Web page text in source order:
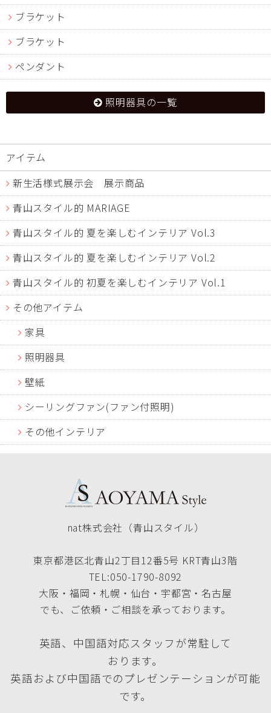
ブラケット
ブラケット
ペンダント
照明器具の一覧
アイテム
新生活様式展示会 展示商品
青山スタイル的 MARIAGE
青山スタイル的 夏を楽しむインテリア Vol.3
青山スタイル的 夏を楽しむインテリア Vol.2
青山スタイル的 初夏を楽しむインテリア Vol.1
その他アイテム
家具
照明器具
壁紙
シーリングファン(ファン付照明)
その他インテリア
nat株式会社（青山スタイル）
東京都港区北青山2丁目12番5号 KRT青山3階
TEL:050-1790-8092
大阪・福岡・札幌・仙台・宇都宮・名古屋
でも、ご依頼・ご相談を承っております。
英語、中国語対応スタッフが常駐して
おります。
英語および中国語でのプレゼンテーションが可能
です。